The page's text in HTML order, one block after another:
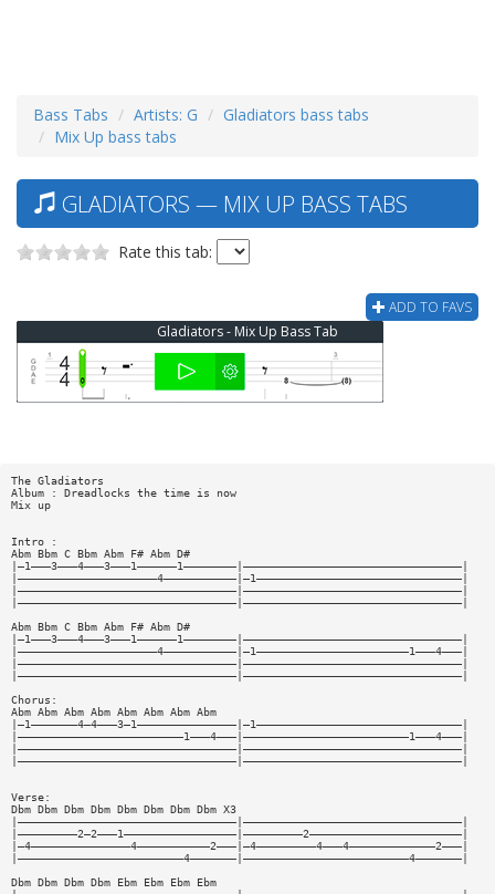
Bass Tabs Artists: G
Gladiators bass tabs
Mix Up bass tabs
GLADIATORS — MIX UP BASS TABS
Rate this tab:
ADD TO FAVS
Gladiators - Mix Up Bass Tab
The Gladiators
Album : Dreadlocks the time is now
Mix up
Intro :
Abm Bbm C Bbm Abm F# Abm D#
|—1———3———4———3———1——————1————————|—————————————————————————————————|
|—————————————————————4———————————|—1———————————————————————————————|
|—————————————————————————————————|—————————————————————————————————|
|—————————————————————————————————|—————————————————————————————————|
Abm Bbm C Bbm Abm F# Abm D#
|—1———3———4———3———1——————1————————|—————————————————————————————————|
|—————————————————————4———————————|—1———————————————————————1———4———|
|—————————————————————————————————|—————————————————————————————————|
|—————————————————————————————————|—————————————————————————————————|
Chorus:
Abm Abm Abm Abm Abm Abm Abm Abm
|—1———————4—4———3—1———————————————|—1———————————————————————————————|
|—————————————————————————1———4———|—————————————————————————1———4———|
|—————————————————————————————————|—————————————————————————————————|
|—————————————————————————————————|—————————————————————————————————|
Verse:
Dbm Dbm Dbm Dbm Dbm Dbm Dbm Dbm X3
|—————————————————————————————————|—————————————————————————————————|
|—————————2—2———1—————————————————|—————————2———————————————————————|
|—4———————————————4———————————2———|—4—————————4———4—————————————2———|
|—————————————————————————4———————|—————————————————————————4———————|
Dbm Dbm Dbm Dbm Ebm Ebm Ebm Ebm